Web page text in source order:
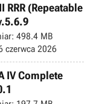
RRR (Repeatable
498.4 MB
czerwca 2026
IV Complete